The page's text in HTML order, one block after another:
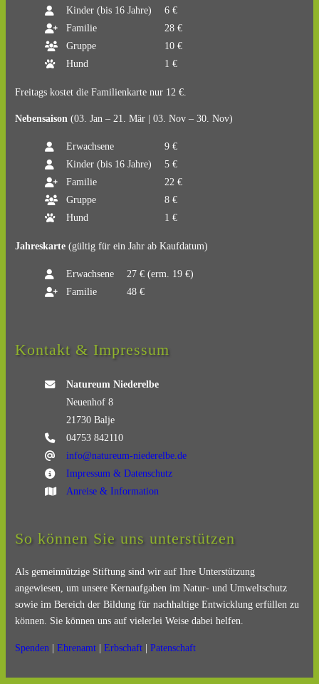
Kinder (bis 16 Jahre)
6 €
Familie
28 €
Gruppe
10 €
Hund
1 €
Freitags kostet die Familienkarte nur 12 €.
Nebensaison(03. Jan – 21. Mär | 03. Nov – 30. Nov)
Erwachsene
9 €
Kinder (bis 16 Jahre)
5 €
Familie
22 €
Gruppe
8 €
Hund
1 €
Jahreskarte (gültig für ein Jahr ab Kaufdatum)
Erwachsene
27 € (erm. 19 €)
Familie
48 €
Kontakt & Impressum
Natureum Niederelbe
Neuenhof 8
21730 Balje
04753 842110
info@natureum-niederelbe.de
Impressum & Datenschutz
Anreise & Information
So können Sie uns unterstützen
Als gemeinnützige Stiftung sind wir auf Ihre Unterstützung
angewiesen, um unsere Kernaufgaben im Natur- und Umweltschutz
sowie im Bereich der Bildung für nachhaltige Entwicklung erfüllen zu
können. Sie können uns auf vielerlei Weise dabei helfen.
Spenden |Ehrenamt |Erbschaft |Patenschaft